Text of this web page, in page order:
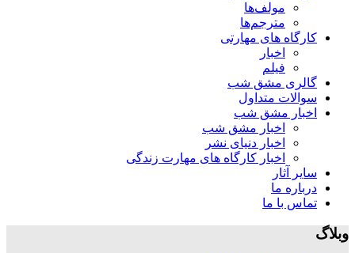
مولف‌ها
مترجم‌ها
کارگاه های مهارتی
اخبار
فیلم
گالری مشق شب
سوالات متداول
اخبار مشق شب
اخبار مشق شب
اخبار دنیای نشر
اخبار کارگاه های مهارت زندگی
سایر آثار
درباره ما
تماس با ما
وبلاگ